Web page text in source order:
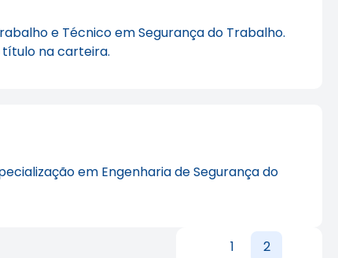
e Técnico em Segurança do Trabalho.
título na carteira.
em Engenharia de Segurança do
1 2